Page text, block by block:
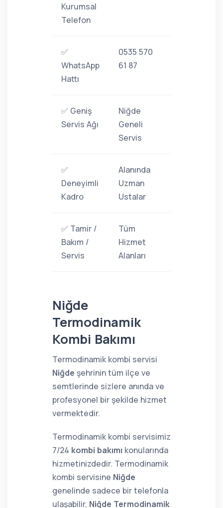
Kurumsal
Telefon
✅
WhatsApp
Hattı
0535 570
61 87
✅ Geniş
Servis Ağı
Niğde
Geneli
Servis
✅
Deneyimli
Kadro
Alanında
Uzman
Ustalar
✅ Tamir /
Bakım /
Servis
Tüm
Hizmet
Alanları
Niğde
Termodinamik
Kombi Bakımı
Termodinamik kombi servisi
Niğde şehrinin tüm ilçe ve
semtlerinde sizlere anında ve
profesyonel bir şekilde hizmet
vermektedir.
Termodinamik kombi servisimiz
7/24 kombi bakımı konularında
hizmetinizdedir. Termodinamik
kombi servisine Niğde
genelinde sadece bir telefonla
ulaşabilir, Niğde Termodinamik